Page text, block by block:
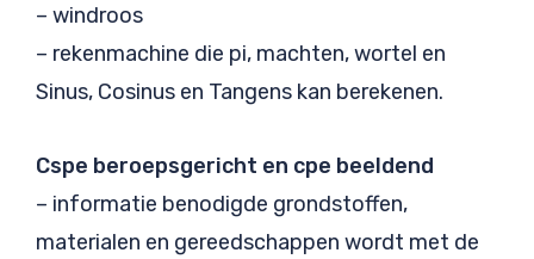
– windroos
– rekenmachine die pi, machten, wortel en
Sinus, Cosinus en Tangens kan berekenen.
Cspe beroepsgericht en cpe beeldend
– informatie benodigde grondstoffen,
materialen en gereedschappen wordt met de